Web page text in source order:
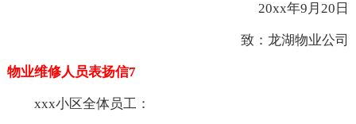
20xx年9月20日
致：龙湖物业公司
物业维修人员表扬信7
xxx小区全体员工：